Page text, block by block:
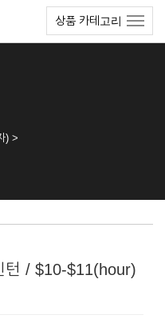
상품 카테고리
) >
턴 / $10-$11(hour)